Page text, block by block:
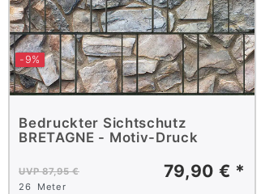
-9%
Bedruckter Sichtschutz
BRETAGNE - Motiv-Druck
UVP 87,95 € 79,90 € *
26 Meter